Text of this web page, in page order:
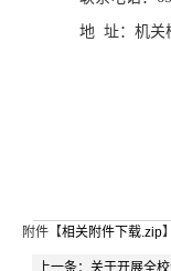
地 址：机关
附件【相关附件下载.zip
上一条： 关于开展全